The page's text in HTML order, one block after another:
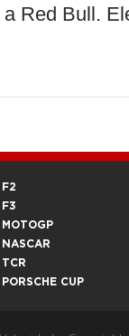
Red Bull.
F2
F3
MOTOGP
NASCAR
TCR
PORSCHE CUP